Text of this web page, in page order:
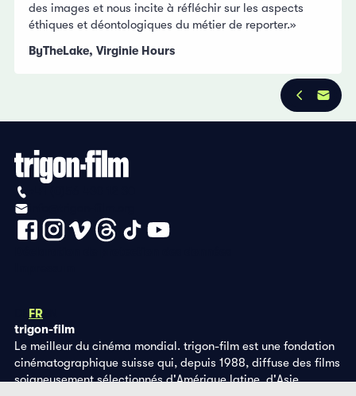
des images et nous incite à réfléchir sur les aspects
éthiques et déontologiques du métier de reporter.»
ByTheLake, Virginie Hours
FR
trigon-film
Le meilleur du cinéma mondial. trigon-film est une fondation
cinématographique suisse qui, depuis 1988, diffuse des films
soigneusement sélectionnés d'Amérique latine, d'Asie,